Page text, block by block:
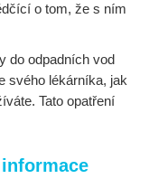
o tom, že s ním
do odpadních vod
svého lékárníka, jak
Tato opatření